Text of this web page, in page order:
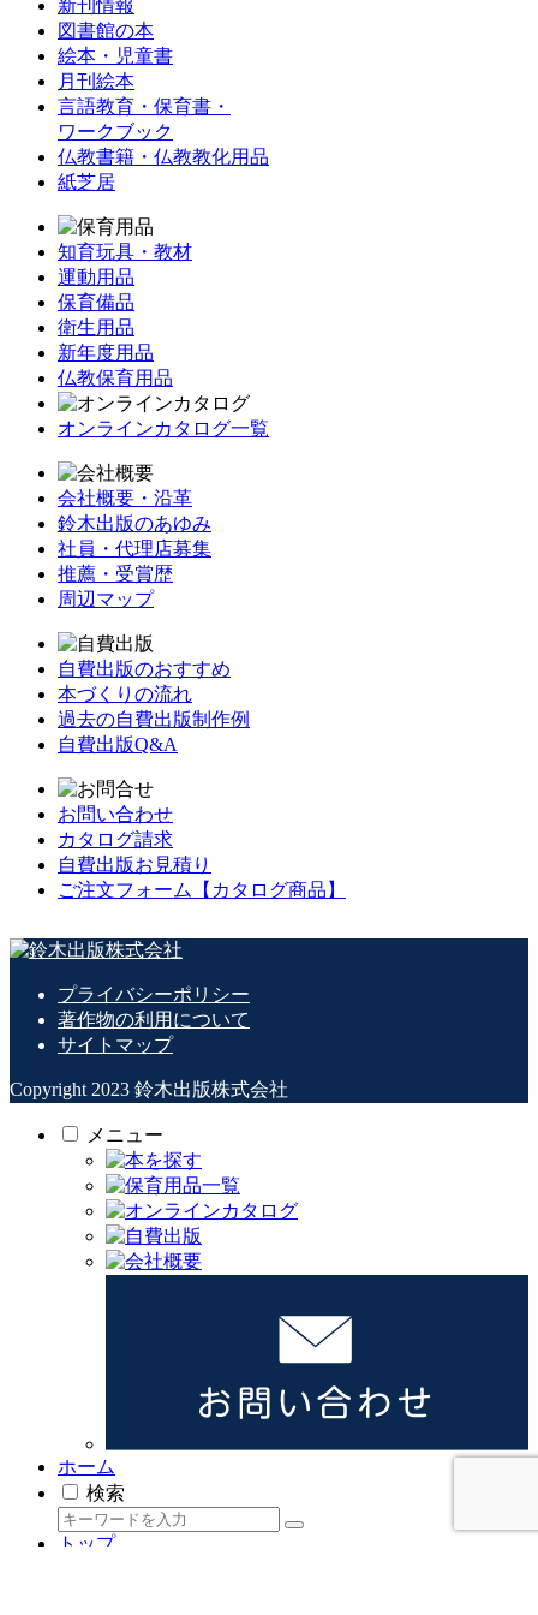
新刊情報
図書館の本
絵本・児童書
月刊絵本
言語教育・保育書・
ワークブック
仏教書籍・仏教教化用品
紙芝居
知育玩具・教材
運動用品
保育備品
衛生用品
新年度用品
仏教保育用品
オンラインカタログ一覧
会社概要・沿革
鈴木出版のあゆみ
社員・代理店募集
推薦・受賞歴
周辺マップ
自費出版のおすすめ
本づくりの流れ
過去の自費出版制作例
自費出版Q&A
お問い合わせ
カタログ請求
自費出版お見積り
ご注文フォーム【カタログ商品】
プライバシーポリシー
著作物の利用について
サイトマップ
Copyright 2023 鈴木出版株式会社
メニュー
ホーム
検索
トップ